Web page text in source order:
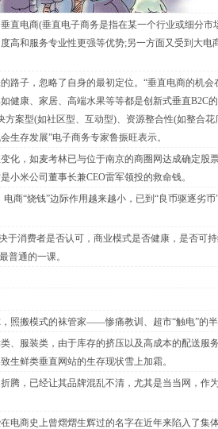
电商(垂直电子商务是指在某一个行业或细分市
高和服务专业性更强等优势;另一方面又受到大电
子，忽略了自身的最初定位。“垂直电商的机会
健康、家居、高端水果等等都是创新式垂直B2C
案型(如社区型、互动型)、资源整合性(如整合
生存发展”电子商务专家鲁振旺表示。
，如麦考林已与位于南京的商圈网达成确定股票
小米公司董事长兼CEO雷军领投的救命钱。
“烧钱”边际作用越来越小，已到“良币驱逐劣
消费者是否认可，商业模式是否健康，是否可
普通的一课。
搬模式的袜管家——惨痛教训、超市“触电”的半
服装类，由于库存的挤压以及高成本的配送服
生鲜类垂直网站的生存现状雪上加霜。
，已经让其品牌混乱不清，尤其是当当网，作
史上曾熠熠生辉过的名字在近年来陷入了集